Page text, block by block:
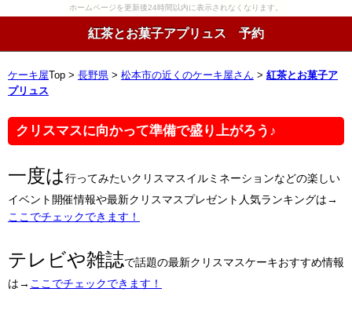
ホームページを更新後24時間以内に表示されなくなります。
紅茶とお菓子アプリュス 予約
ケーキ屋 Top > 長野県 > 松本市の近くのケーキ屋さん > 紅茶とお菓子ア
プリュス
クリスマスに向かって準備で盛り上がろう♪
一度は行ってみたいクリスマスイルミネーションなどの楽しい
イベント開催情報や最新クリスマスプレゼント人気ランキングは→
ここでチェックできます！
テレビや雑誌で話題の最新クリスマスケーキおすすめ情報
は→ ここでチェックできます！